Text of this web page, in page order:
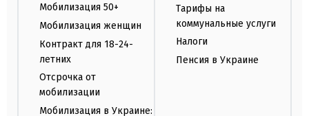
Мобилизация 50+
Мобилизация женщин
Контракт для 18-24-
летних
Отсрочка от
мобилизации
Мобилизация в Украине:
Тарифы на
коммунальные услуги
Налоги
Пенсия в Украине